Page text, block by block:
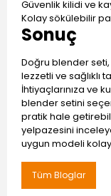
Güvenlik kilidi ve
Kolay sökülebilir
Sonuç
Doğru blender
lezzetli ve sağlıklı
İhtiyaçlarınıza ve
blender setini
pratik hale
yelpazesini
uygun modeli
Tüm Bloglar